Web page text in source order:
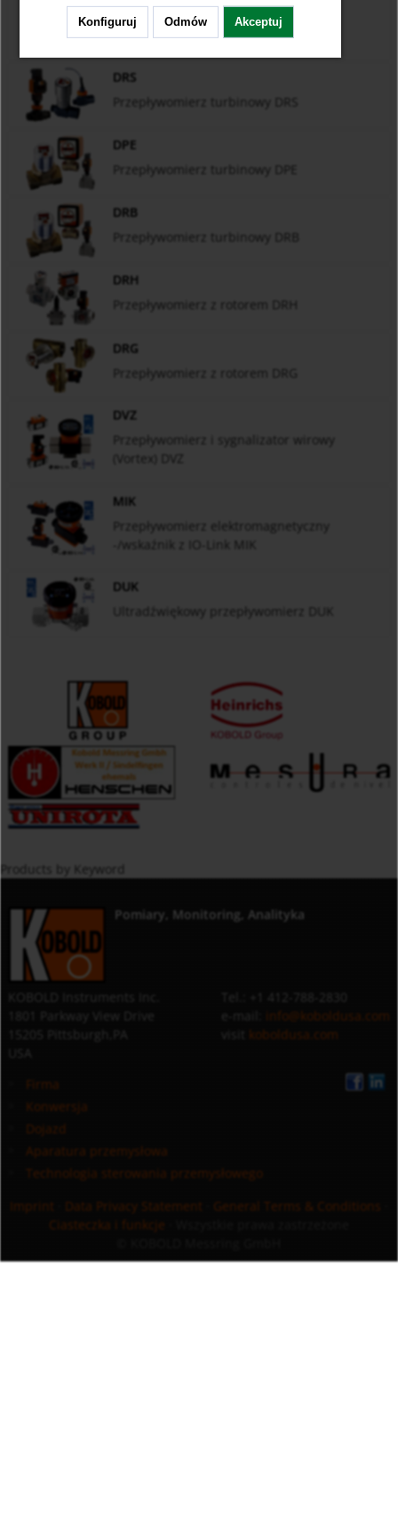
OME
Przepływomierz śrubowy OME
DRS
Przepływomierz turbinowy DRS
DPE
Przepływomierz turbinowy DPE
DRB
Przepływomierz turbinowy DRB
DRH
Przepływomierz z rotorem DRH
DRG
Przepływomierz z rotorem DRG
DVZ
Przepływomierz i sygnalizator wirowy
(Vortex) DVZ
MIK
Przepływomierz elektromagnetyczny
-/wskaźnik z IO-Link MIK
DUK
Ultradźwiękowy przepływomierz DUK
Products by Keyword
Pomiary, Monitoring, Analityka
info@koboldusa.com
koboldusa.com
Firma
Konwersja
Dojazd
Aparatura przemysłowa
Technologia sterowania przemysłowego
Imprint
Data Privacy Statement General Terms & Conditions
Ciasteczka i funkcje
Konfiguruj Odmów Akceptuj